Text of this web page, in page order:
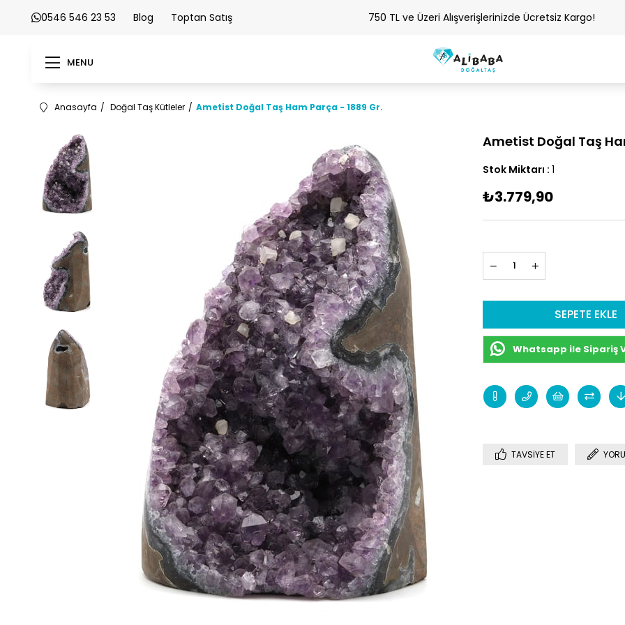
0546 546 23 53 Blog Toptan Satış 750 TL ve Üzeri Alışverişlerinizde Ücretsiz Kargo!
MENU
Anasayfa Doğal Taş Kütleler Ametist Doğal Taş Ham Parça - 1889 Gr.
Ametist Doğal Taş
Stok Miktarı : 1
₺3.779,90
Whatsapp ile Sipariş
TAVSIYE ET